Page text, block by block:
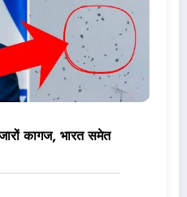
कागज, भारत समेत